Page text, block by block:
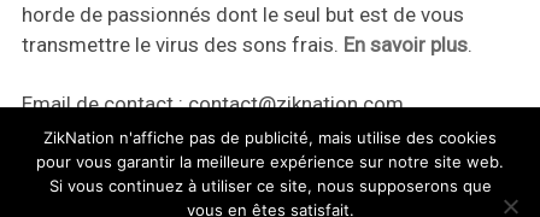
horde de passionnés dont le seul but est de vous
transmettre le virus des sons frais. En savoir plus.
Email de contact :contact@ziknation.com
ZikNation n'affiche pas de publicité, mais utilise des cookies
pour vous garantir la meilleure expérience sur notre site web.
Si vous continuez à utiliser ce site, nous supposerons que
vous en êtes satisfait.